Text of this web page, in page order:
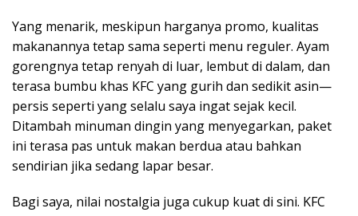
Yang menarik, meskipun harganya promo, kualitas
makanannya tetap sama seperti menu reguler. Ayam
gorengnya tetap renyah di luar, lembut di dalam, dan
terasa bumbu khas KFC yang gurih dan sedikit asin—
persis seperti yang selalu saya ingat sejak kecil.
Ditambah minuman dingin yang menyegarkan, paket
ini terasa pas untuk makan berdua atau bahkan
sendirian jika sedang lapar besar.
Bagi saya, nilai nostalgia juga cukup kuat di sini. KFC